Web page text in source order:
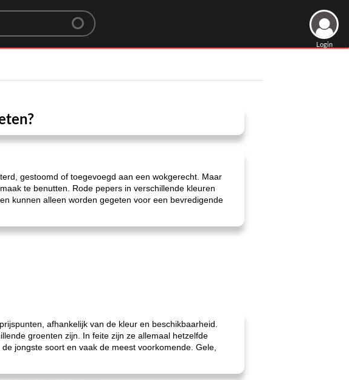
Login
gestoomd of toegevoegd aan een wokgerecht. Maar
te benutten. Rode pepers in verschillende kleuren
kunnen alleen worden gegeten voor een bevredigende
afhankelijk van de kleur en beschikbaarheid.
groenten zijn. In feite zijn ze allemaal hetzelfde
jongste soort en vaak de meest voorkomende. Gele,